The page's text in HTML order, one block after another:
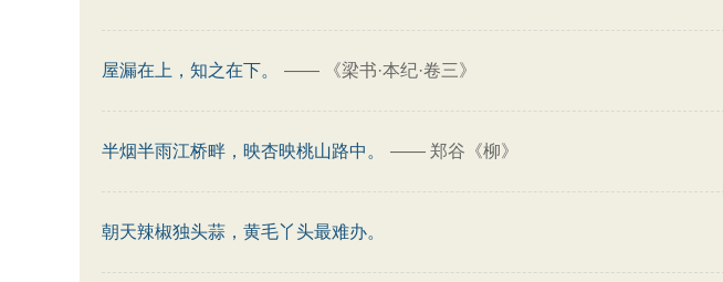
屋漏在上，知之在下。 —— 《梁书·本纪·卷三》
半烟半雨江桥畔，映杏映桃山路中。 —— 郑谷《柳》
朝天辣椒独头蒜，黄毛丫头最难办。